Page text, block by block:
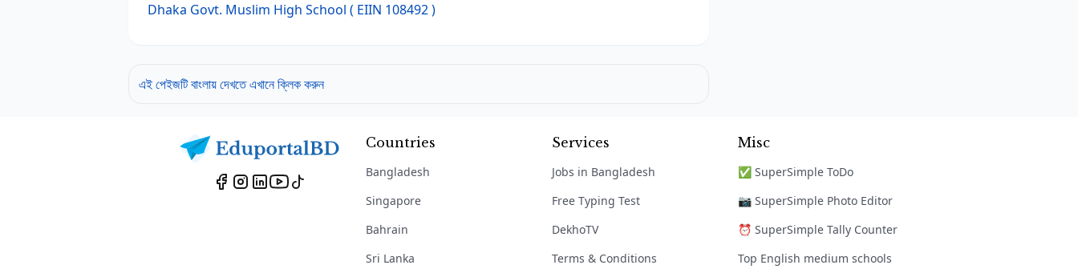
Dhaka Govt. Muslim High School ( EIIN 108492 )
এই পেইজটি বাংলায় দেখতে এখানে ক্লিক করুন
Countries
Bangladesh
Singapore
Bahrain
Sri Lanka
Services
Jobs in Bangladesh
Free Typing Test
DekhoTV
Terms & Conditions
Misc
✅ SuperSimple ToDo
📷 SuperSimple Photo Editor
⏰ SuperSimple Tally Counter
Top English medium schools